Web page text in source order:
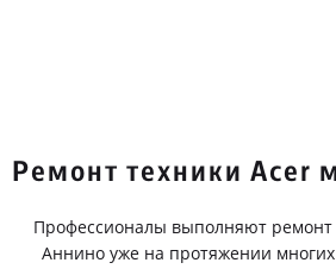
Ремонт техники Acer
Профессионалы выполняют ремонт
Аннино уже на протяжении многих